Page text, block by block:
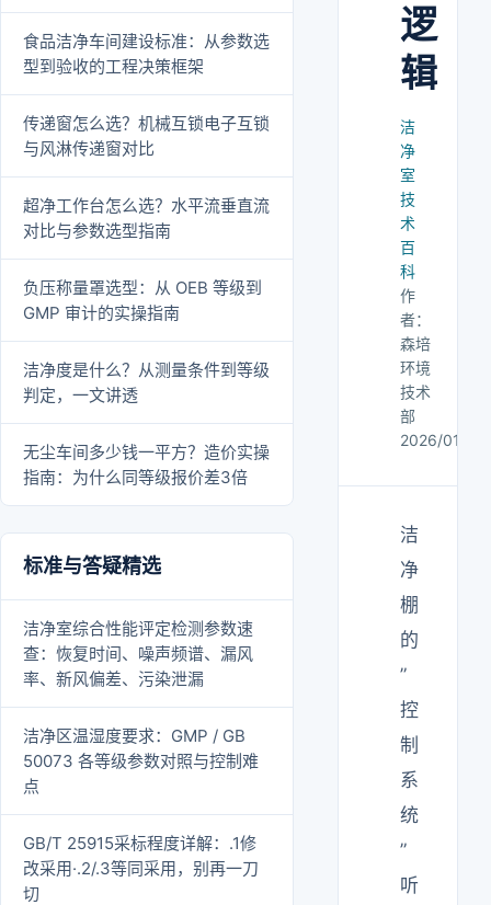
食品洁净车间建设标准：从参数选
型到验收的工程决策框架
传递窗怎么选？机械互锁电子互锁
与风淋传递窗对比
超净工作台怎么选？水平流垂直流
对比与参数选型指南
负压称量罩选型：从 OEB 等级到
GMP 审计的实操指南
洁净度是什么？从测量条件到等级
判定，一文讲透
无尘车间多少钱一平方？造价实操
指南：为什么同等级报价差3倍
标准与答疑精选
洁净室综合性能评定检测参数速
查：恢复时间、噪声频谱、漏风
率、新风偏差、污染泄漏
洁净区温湿度要求：GMP / GB
50073 各等级参数对照与控制难
点
GB/T 25915采标程度详解：.1修
改采用·.2/.3等同采用，别再一刀
切
逻
辑
洁
净
室
技
术
百
科
作
者：
森培
环境
技术
部
2026/01/02
洁
净
棚
的
”
控
制
系
统
”
听